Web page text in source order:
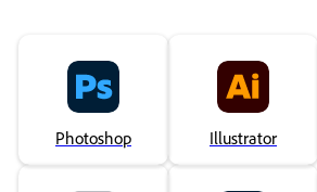
Photoshop Illustrator